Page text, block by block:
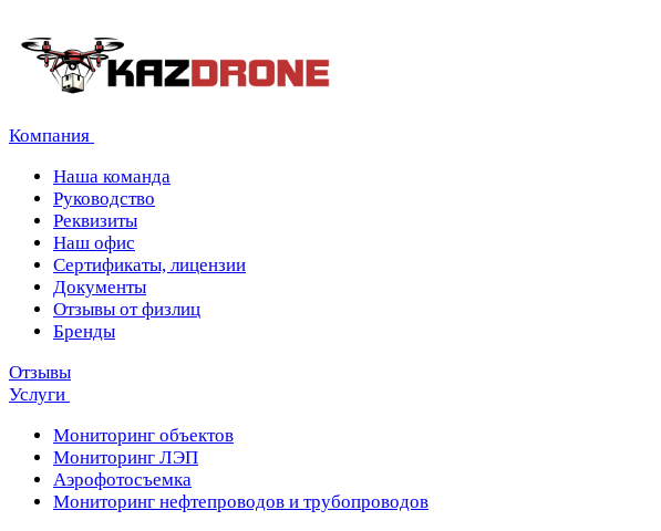
Компания
Наша команда
Руководство
Реквизиты
Наш офис
Сертификаты, лицензии
Документы
Отзывы от физлиц
Бренды
Отзывы
Услуги
Мониторинг объектов
Мониторинг ЛЭП
Аэрофотосъемка
Мониторинг нефтепроводов и трубопроводов